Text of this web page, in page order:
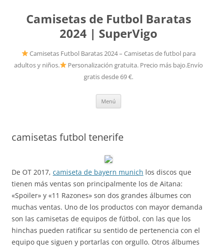
Camisetas de Futbol Baratas
2024 | SuperVigo
Camisetas Futbol Baratas 2024 – Camisetas de futbol para
adultos y niños.
Personalización gratuita. Precio más bajo.Envío
gratis desde 69 €.
Menú
camisetas futbol tenerife
De OT 2017, camiseta de bayern munich los discos que
tienen más ventas son principalmente los de Aitana:
«Spoiler» y «11 Razones» son dos grandes álbumes con
muchas ventas. Uno de los productos con mayor demanda
son las camisetas de equipos de fútbol, con las que los
hinchas pueden ratificar su sentido de pertenencia con el
equipo que siguen y portarlas con orgullo. Otros álbumes